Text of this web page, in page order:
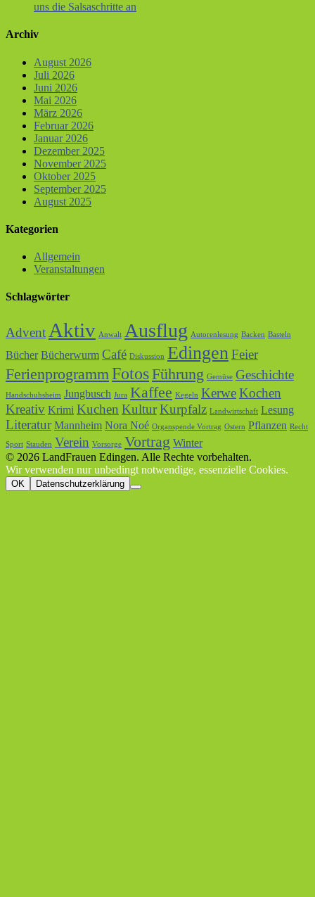
uns die Salsaschritte an
Archiv
August 2026
Juli 2026
Juni 2026
Mai 2026
März 2026
Februar 2026
Januar 2026
Dezember 2025
November 2025
Oktober 2025
September 2025
August 2025
Kategorien
Allgemein
Veranstaltungen
Schlagwörter
Advent Aktiv Anwalt Ausflug Autorenlesung Backen Basteln
Bücher Bücherwurm Café Diskussion Edingen Feier
Ferienprogramm FotosFührung Gemüse Geschichte
Handschuhsheim Jungbusch Jura Kaffee Kegeln KerweKochen
Kreativ Krimi Kuchen KulturKurpfalz Landwirtschaft Lesung
Literatur Mannheim Nora Noé Organspende Vortrag Ostern Pflanzen Recht
Sport Stauden Verein Vorsorge Vortrag Winter
© 2026 LandFrauen Edingen. Alle Rechte vorbehalten.
Wir verwenden nur unbedingt notwendige, essenzielle Cookies.
OK Datenschutzerklärung